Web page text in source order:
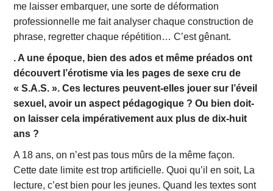
me laisser embarquer, une sorte de déformation
professionnelle me fait analyser chaque construction de
phrase, regretter chaque répétition… C’est gênant.
. A une époque, bien des ados et même préados ont
découvert l’érotisme via les pages de sexe cru de
« S.A.S. ». Ces lectures peuvent-elles jouer sur l’éveil
sexuel, avoir un aspect pédagogique ? Ou bien doit-
on laisser cela impérativement aux plus de dix-huit
ans ?
A 18 ans, on n’est pas tous mûrs de la même façon.
Cette date limite est trop artificielle. Quoi qu’il en soit, La
lecture, c’est bien pour les jeunes. Quand les textes sont